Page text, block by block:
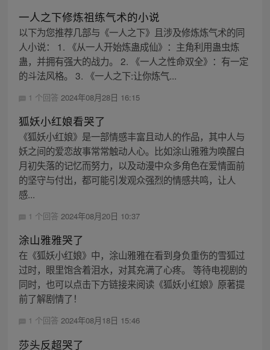
一人之下修炼祖练气术的小说
以下为您推荐几部与《一人之下》且涉及修炼炼气术的同
人小说： 1. 《从一人开始炼蛊成仙》：主角利用蛊虫炼
蛊，并拥有强大的战力。 2. 《一人之性命双全》：有一定
的斗法风格。 3. 《一人之下:让你炼气...
1 个回答 2024年08月28日 16:15
狐妖小红娘看哭了
《狐妖小红娘》是一部情感丰富且动人的作品，其中人与
妖之间的爱恋故事常常触动人心。比如涂山雅雅为唤醒白
月初失落的记忆而努力，以及动漫中众多角色在爱情面前
的坚守与付出，都可能引发观众强烈的情感共鸣，让人
感...
1 个回答 2024年08月20日 10:37
涂山雅雅哭了
在《狐妖小红娘》中，涂山雅雅在看到身负重伤的雪狐过
过时，眼里饱含着泪水，对其充满了心疼。 等待电视剧的
同时，也可以点击下方链接来阅读《狐妖小红娘》原著提
前了解剧情了！
1 个回答 2024年08月18日 15:46
莎头反超哭了